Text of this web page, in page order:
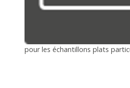
pour les échantillons plats